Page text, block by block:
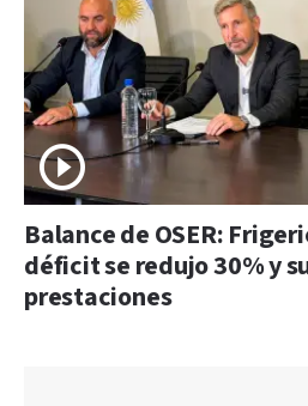
Balance de OSER:
déficit se redujo 30% y
prestaciones